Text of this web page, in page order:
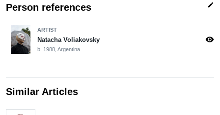
Person references edit
ARTIST
Natacha Voliakovsky
b. 1988, Argentina
visibility
Similar Articles